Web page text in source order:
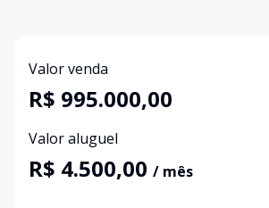
Valor venda
R$ 995.000,00
Valor aluguel
R$ 4.500,00 / mês